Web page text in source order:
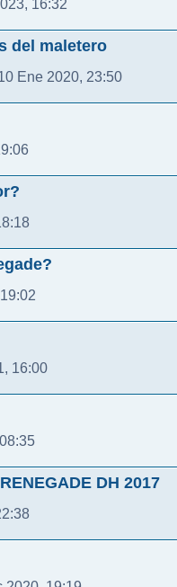
16:32
del maletero
Ene 2020, 23:50
16:00
DH 2017